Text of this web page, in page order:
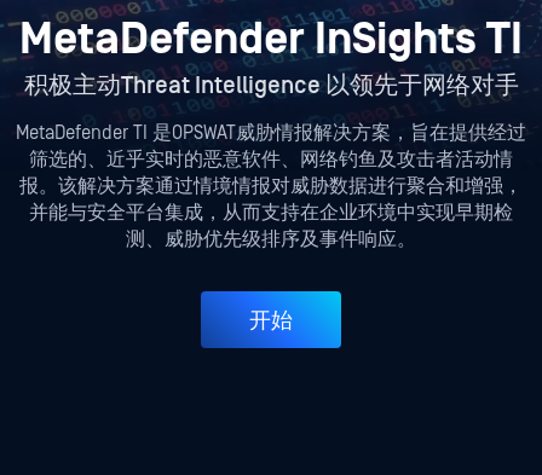
MetaDefender InSights TI
积极主动Threat Intelligence 以领先于网络对手
MetaDefender TI 是OPSWAT威胁情报解决方案，旨在提供经过
筛选的、近乎实时的恶意软件、网络钓鱼及攻击者活动情
报。该解决方案通过情境情报对威胁数据进行聚合和增强，
并能与安全平台集成，从而支持在企业环境中实现早期检
测、威胁优先级排序及事件响应。
开始